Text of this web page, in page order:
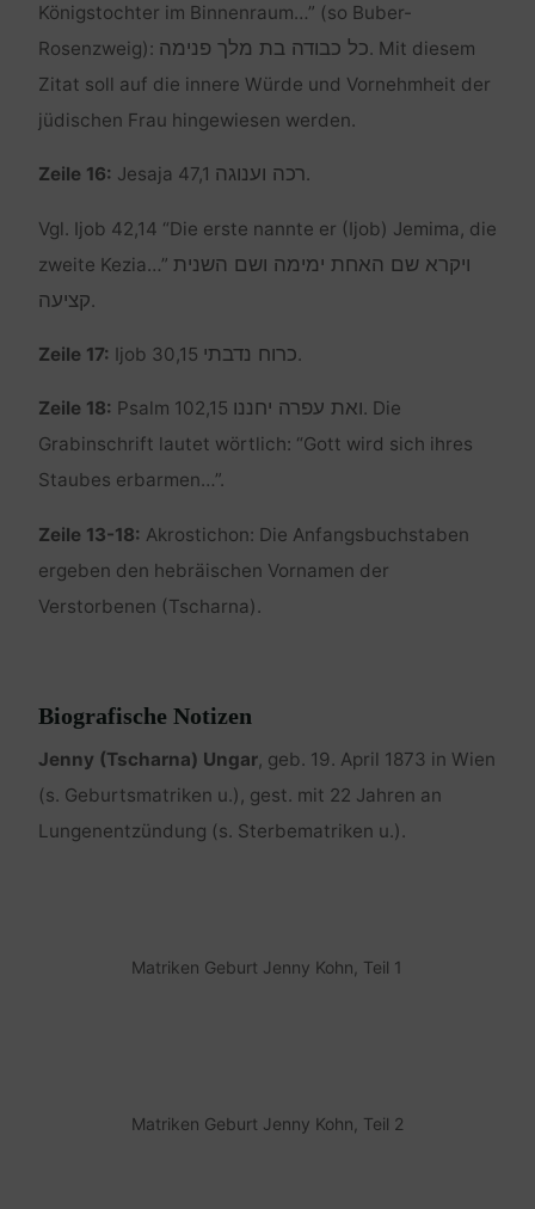
Königstochter im Binnenraum…” (so Buber-
Rosenzweig): כל כבודה בת מלך פנימה. Mit diesem
Zitat soll auf die innere Würde und Vornehmheit der
jüdischen Frau hingewiesen werden.
Zeile 16: Jesaja 47,1 רכה וענוגה.
Vgl. Ijob 42,14 “Die erste nannte er (Ijob) Jemima, die
zweite Kezia…” ויקרא שם האחת ימימה ושם השנית
קציעה.
Zeile 17: Ijob 30,15 כרוח נדבתי.
Zeile 18: Psalm 102,15 ואת עפרה יחננו. Die
Grabinschrift lautet wörtlich: “Gott wird sich ihres
Staubes erbarmen…”.
Zeile 13-18: Akrostichon: Die Anfangsbuchstaben
ergeben den hebräischen Vornamen der
Verstorbenen (Tscharna).
Biografische Notizen
Jenny (Tscharna) Ungar, geb. 19. April 1873 in Wien
(s. Geburtsmatriken u.), gest. mit 22 Jahren an
Lungenentzündung (s. Sterbematriken u.).
Matriken Geburt Jenny Kohn, Teil 1
Matriken Geburt Jenny Kohn, Teil 2